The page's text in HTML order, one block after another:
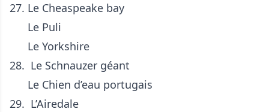
27. Le Cheaspeake bay
Le Puli
Le Yorkshire
28. Le Schnauzer géant
Le Chien d’eau portugais
29. L’Airedale